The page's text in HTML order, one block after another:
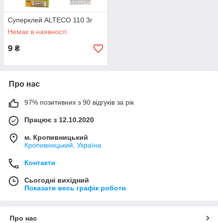
Суперклей ALTECO 110 3г
Немає в наявності
9 ₴
Про нас
97% позитивних з 90 відгуків за рік
Працює з 12.10.2020
м. Кропивницький
Кропивницький, Україна
Контакти
Сьогодні вихідний
Показати весь графік роботи
Про нас